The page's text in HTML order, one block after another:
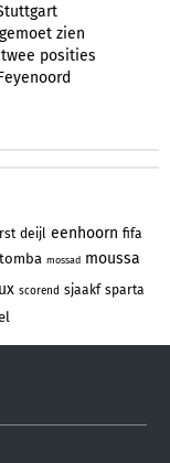
zien
posities
deijl eenhoorn fifa
mossad moussa
scorend sjaakf sparta